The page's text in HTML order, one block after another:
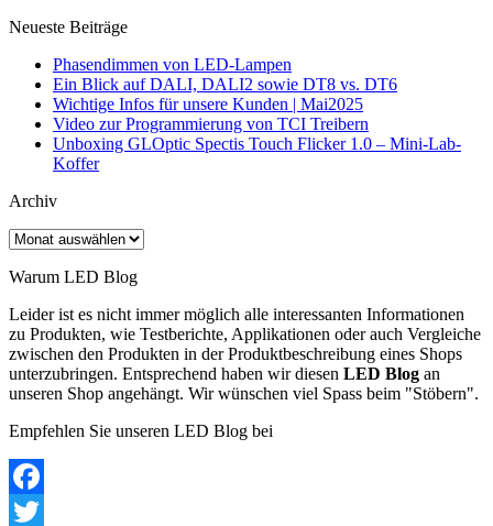
Neueste Beiträge
Phasendimmen von LED-Lampen
Ein Blick auf DALI, DALI2 sowie DT8 vs. DT6
Wichtige Infos für unsere Kunden | Mai2025
Video zur Programmierung von TCI Treibern
Unboxing GLOptic Spectis Touch Flicker 1.0 – Mini-Lab-
Koffer
Archiv
Archiv
Warum LED Blog
Leider ist es nicht immer möglich alle interessanten Informationen
zu Produkten, wie Testberichte, Applikationen oder auch Vergleiche
zwischen den Produkten in der Produktbeschreibung eines Shops
unterzubringen. Entsprechend haben wir diesen LED Blog an
unseren Shop angehängt. Wir wünschen viel Spass beim "Stöbern".
Empfehlen Sie unseren LED Blog bei
Facebook